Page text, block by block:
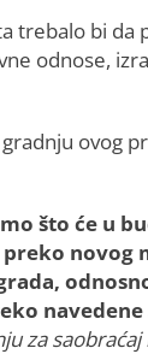
trebalo bi da
odnose,
ovog
što će u
novog
za